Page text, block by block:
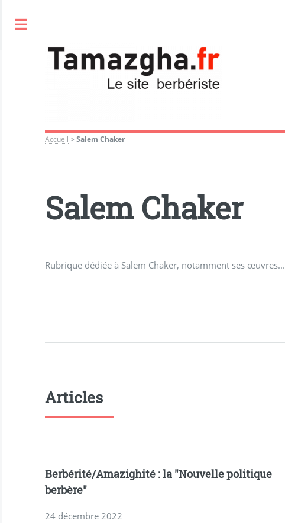
Accueil >Salem Chaker
Salem Chaker
Rubrique dédiée à Salem Chaker, notamment ses œuvres...
Articles
Berbérité/Amazighité : la "Nouvelle politique
berbère"
24 décembre 2022